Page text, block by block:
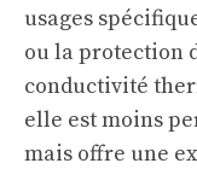
usages
ou la protection
conductivité
elle est moins
mais offre une